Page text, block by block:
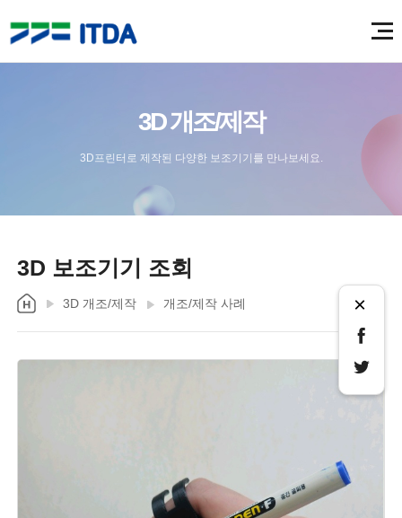
3D 개조/제작
3D프린터로 제작된 다양한 보조기기를 만나보세요.
3D 보조기기 조회
3D 개조/제작 개조/제작 사례 ×